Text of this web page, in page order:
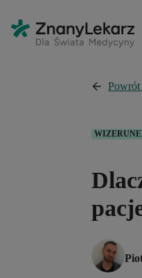
Powrót